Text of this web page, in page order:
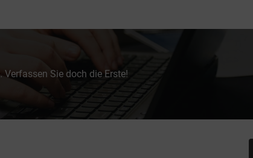
Verfassen Sie doch die Erste!